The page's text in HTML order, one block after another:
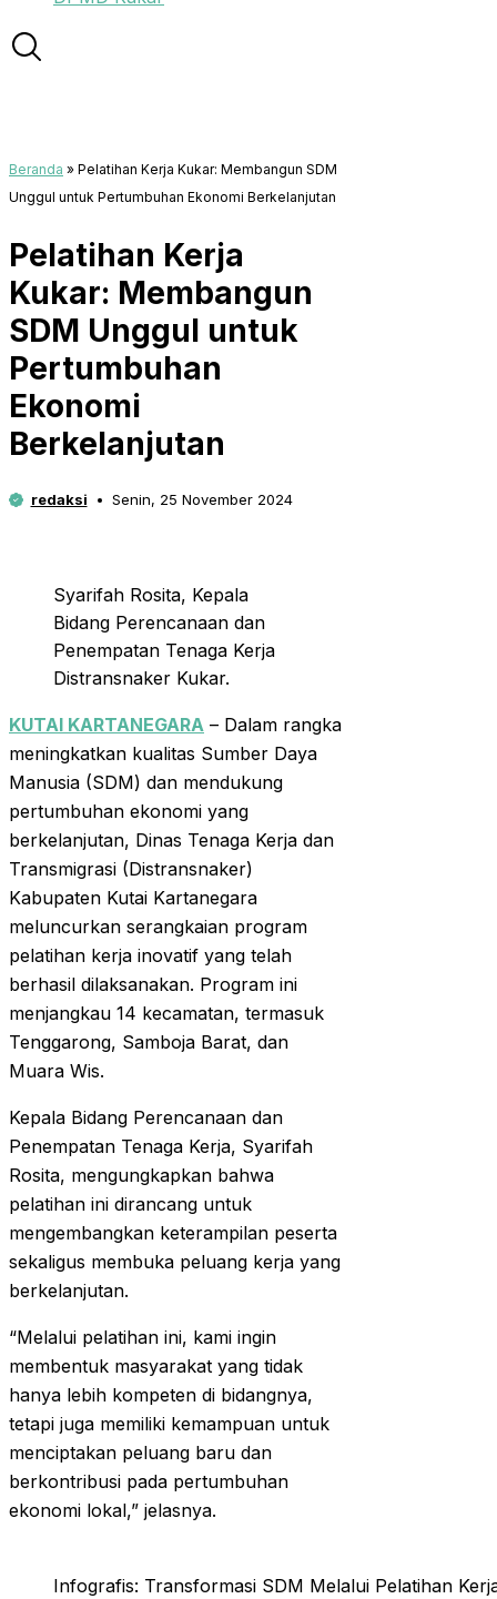
Beranda » Pelatihan Kerja Kukar: Membangun SDM
Unggul untuk Pertumbuhan Ekonomi Berkelanjutan
Pelatihan Kerja
Kukar: Membangun
SDM Unggul untuk
Pertumbuhan
Ekonomi
Berkelanjutan
redaksi Senin, 25 November 2024
Syarifah Rosita, Kepala
Bidang Perencanaan dan
Penempatan Tenaga Kerja
Distransnaker Kukar.
KUTAI KARTANEGARA – Dalam rangka
meningkatkan kualitas Sumber Daya
Manusia (SDM) dan mendukung
pertumbuhan ekonomi yang
berkelanjutan, Dinas Tenaga Kerja dan
Transmigrasi (Distransnaker)
Kabupaten Kutai Kartanegara
meluncurkan serangkaian program
pelatihan kerja inovatif yang telah
berhasil dilaksanakan. Program ini
menjangkau 14 kecamatan, termasuk
Tenggarong, Samboja Barat, dan
Muara Wis.
Kepala Bidang Perencanaan dan
Penempatan Tenaga Kerja, Syarifah
Rosita, mengungkapkan bahwa
pelatihan ini dirancang untuk
mengembangkan keterampilan peserta
sekaligus membuka peluang kerja yang
berkelanjutan.
“Melalui pelatihan ini, kami ingin
membentuk masyarakat yang tidak
hanya lebih kompeten di bidangnya,
tetapi juga memiliki kemampuan untuk
menciptakan peluang baru dan
berkontribusi pada pertumbuhan
ekonomi lokal,” jelasnya.
Infografis: Transformasi SDM Melalui Pelatihan